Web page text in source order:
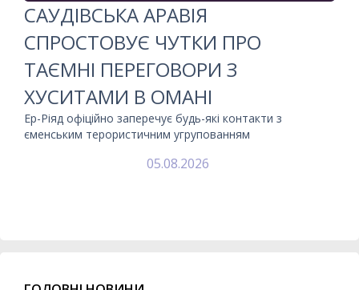
САУДІВСЬКА АРАВІЯ
СПРОСТОВУЄ ЧУТКИ ПРО
ТАЄМНІ ПЕРЕГОВОРИ З
ХУСИТАМИ В ОМАНІ
Ер-Ріяд офіційно заперечує будь-які контакти з
єменським терористичним угрупованням
05.08.2026